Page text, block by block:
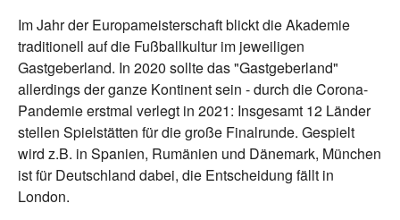
Im Jahr der Europameisterschaft blickt die Akademie
traditionell auf die Fußballkultur im jeweiligen
Gastgeberland. In 2020 sollte das "Gastgeberland"
allerdings der ganze Kontinent sein - durch die Corona-
Pandemie erstmal verlegt in 2021: Insgesamt 12 Länder
stellen Spielstätten für die große Finalrunde. Gespielt
wird z.B. in Spanien, Rumänien und Dänemark, München
ist für Deutschland dabei, die Entscheidung fällt in
London.